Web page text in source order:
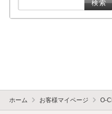
ホーム お客様マイページ O-